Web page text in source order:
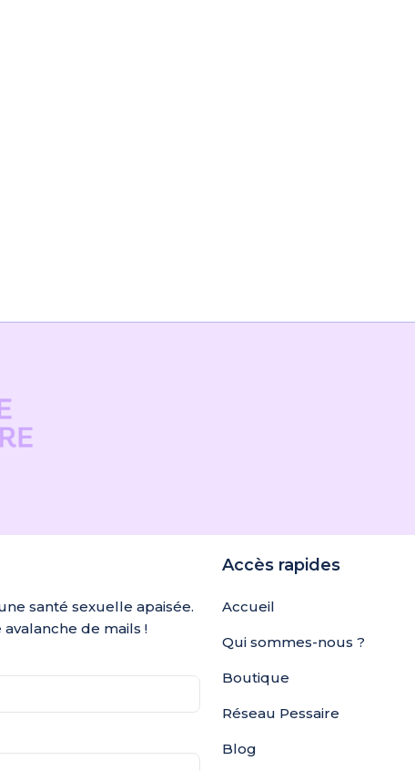
santé sexuelle apaisée.
avalanche de mails !
Accès rapides
Accueil
Qui sommes-nous ?
Boutique
Réseau Pessaire
Blog